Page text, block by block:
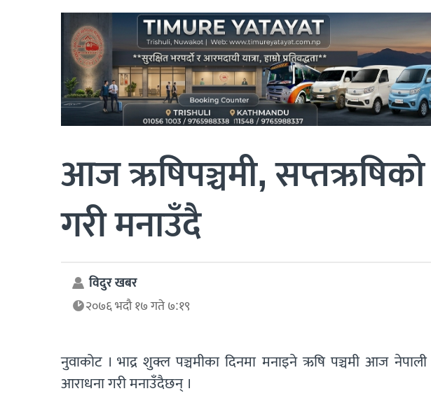
आज ऋषिपञ्चमी,
गरी मनाउँदै
विदुर खबर
२०७६ भदौ १७ गते ७:१९
नुवाकोट । भाद्र शुक्ल पञ्चमीका दिनमा मनाइने ऋषि पञ्चमी आज
आराधना गरी मनाउँदैछन् ।